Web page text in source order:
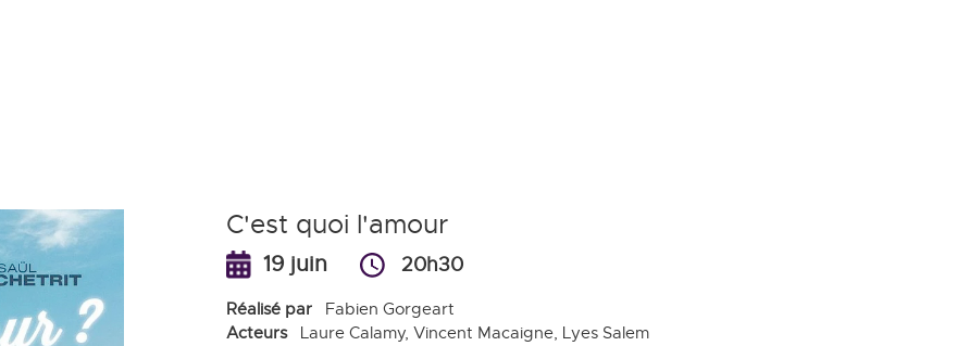
C'est quoi l'amour
19 juin 20h30
Réalisé par Fabien Gorgeart
Acteurs Laure Calamy, Vincent Macaigne, Lyes Salem